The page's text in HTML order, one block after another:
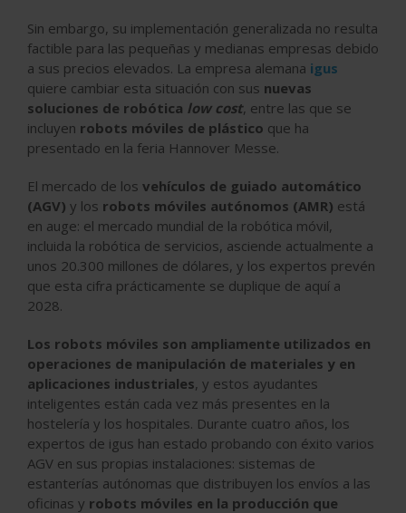
Sin embargo, su implementación generalizada no resulta
factible para las pequeñas y medianas empresas debido
a sus precios elevados. La empresa alemana igus
quiere cambiar esta situación con sus nuevas
soluciones de robótica low cost, entre las que se
incluyen robots móviles de plástico que ha
presentado en la feria Hannover Messe.
El mercado de los vehículos de guiado automático
(AGV) y los robots móviles autónomos (AMR) está
en auge: el mercado mundial de la robótica móvil,
incluida la robótica de servicios, asciende actualmente a
unos 20.300 millones de dólares, y los expertos prevén
que esta cifra prácticamente se duplique de aquí a
2028.
Los robots móviles son ampliamente utilizados en
operaciones de manipulación de materiales y en
aplicaciones industriales, y estos ayudantes
inteligentes están cada vez más presentes en la
hostelería y los hospitales. Durante cuatro años, los
expertos de igus han estado probando con éxito varios
AGV en sus propias instalaciones: sistemas de
estanterías autónomas que distribuyen los envíos a las
oficinas y robots móviles en la producción que